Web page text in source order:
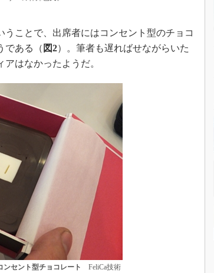
ことで、出席者にはコンセント型のチョコ
である（ 図2）。筆者も遅ればせながらいた
はなかったようだ。
セント型チョコレート
FeliCa技術